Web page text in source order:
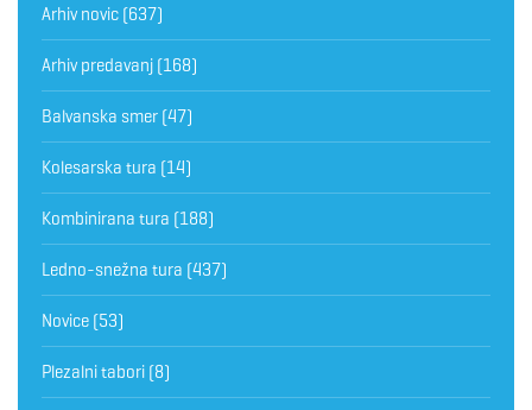
Arhiv novic (637)
Arhiv predavanj (168)
Balvanska smer (47)
Kolesarska tura (14)
Kombinirana tura (188)
Ledno-snežna tura (437)
Novice (53)
Plezalni tabori (8)